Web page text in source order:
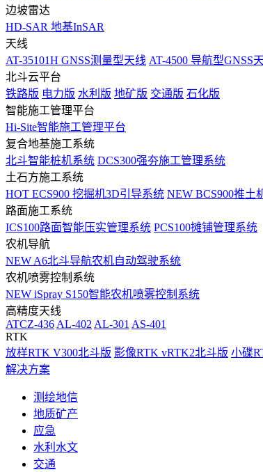
边坡雷达
HD-SAR 地基InSAR
天线
AT-35101H GNSS测量型天线 AT-4500 导航型GNSS
北斗云平台
铁路版 电力版 水利版 地矿版 交通版 石化版
智能施工管理平台
Hi-Site智能施工管理平台
复合地基施工系统
北斗智能桩机系统 DCS300强夯施工管理系统
土石方施工系统
HOT ECS900 挖掘机3D引导系统 NEW BCS900推土
路面施工系统
ICS100路面智能压实管理系统 PCS100摊铺管理系统
农机导航
NEW A6北斗导航农机自动驾驶系统
农机喷雾控制系统
NEW iSpray S150智能农机喷雾控制系统
高精度天线
ATCZ-436 AL-402 AL-301 AS-401
RTK
放样RTK V300北斗版 影像RTK vRTK2北斗版 小碟
解决方案
测绘地信
地质矿产
应急
水利水文
交通